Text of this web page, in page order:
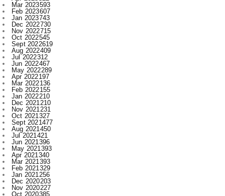
Nov 2022715
Oct 2022545
Sept 2022619
Aug 2022409
Jul 2022312
Jun 2022467
May 2022289
Apr 2022197
Mar 2022136
Feb 2022155
Jan 2022210
Dec 2021210
Nov 2021231
Oct 2021327
Sept 2021477
Aug 2021450
Jul 2021421
Jun 2021396
May 2021393
Apr 2021340
Mar 2021393
Feb 2021329
Jan 2021256
Dec 2020203
Nov 2020227
Oct 2020385
Sept 2020533
Aug 2020284
Jul 2020166
Jun 20201